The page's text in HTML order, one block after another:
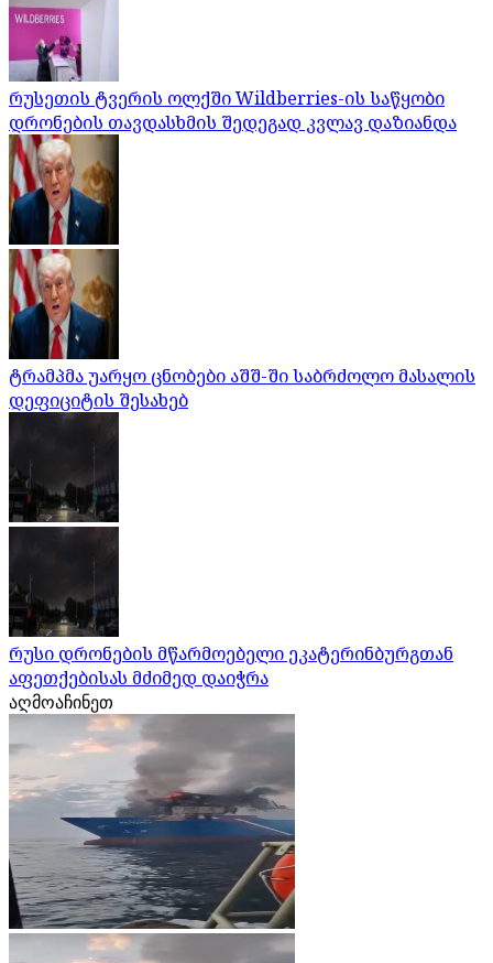
რუსეთის ტვერის ოლქში Wildberries-ის საწყობი
დრონების თავდასხმის შედეგად კვლავ დაზიანდა
ტრამპმა უარყო ცნობები აშშ-ში საბრძოლო მასალის
დეფიციტის შესახებ
რუსი დრონების მწარმოებელი ეკატერინბურგთან
აფეთქებისას მძიმედ დაიჭრა
აღმოაჩინეთ